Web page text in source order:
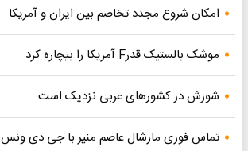
امکان شروع مجدد تخاصم‌ بین ایران و آمریکا
موشک بالستیک قدرF آمریکا را بیچاره کرد
شورش در کشورهای عربی نزدیک است
تماس فوری مارشال عاصم منیر با جی دی ونس